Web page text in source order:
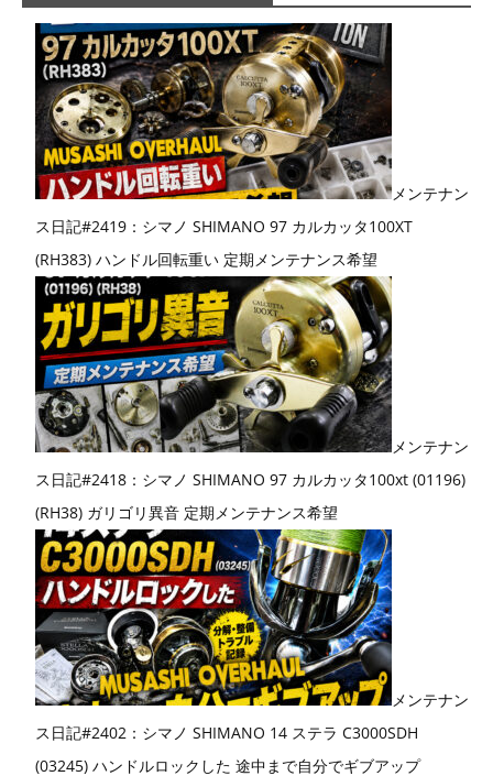
メンテナン
ス日記#2419：シマノ SHIMANO 97 カルカッタ100XT
(RH383) ハンドル回転重い 定期メンテナンス希望
メンテナン
ス日記#2418：シマノ SHIMANO 97 カルカッタ100xt (01196)
(RH38) ガリゴリ異音 定期メンテナンス希望
メンテナン
ス日記#2402：シマノ SHIMANO 14 ステラ C3000SDH
(03245) ハンドルロックした 途中まで自分でギブアップ